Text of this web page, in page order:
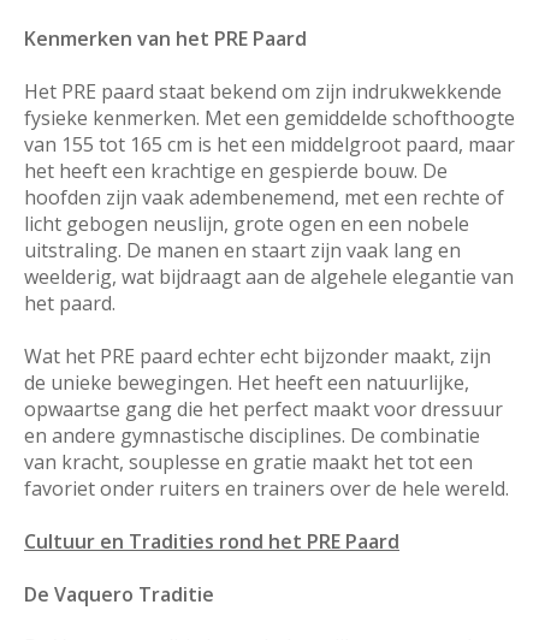
Kenmerken van het PRE Paard
Het PRE paard staat bekend om zijn indrukwekkende
fysieke kenmerken. Met een gemiddelde schofthoogte
van 155 tot 165 cm is het een middelgroot paard, maar
het heeft een krachtige en gespierde bouw. De
hoofden zijn vaak adembenemend, met een rechte of
licht gebogen neuslijn, grote ogen en een nobele
uitstraling. De manen en staart zijn vaak lang en
weelderig, wat bijdraagt aan de algehele elegantie van
het paard.
Wat het PRE paard echter echt bijzonder maakt, zijn
de unieke bewegingen. Het heeft een natuurlijke,
opwaartse gang die het perfect maakt voor dressuur
en andere gymnastische disciplines. De combinatie
van kracht, souplesse en gratie maakt het tot een
favoriet onder ruiters en trainers over de hele wereld.
Cultuur en Tradities rond het PRE Paard
De Vaquero Traditie